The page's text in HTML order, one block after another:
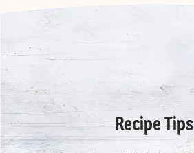
Recipe Tips